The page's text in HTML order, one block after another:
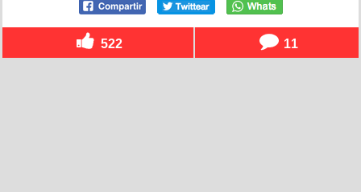
522 11